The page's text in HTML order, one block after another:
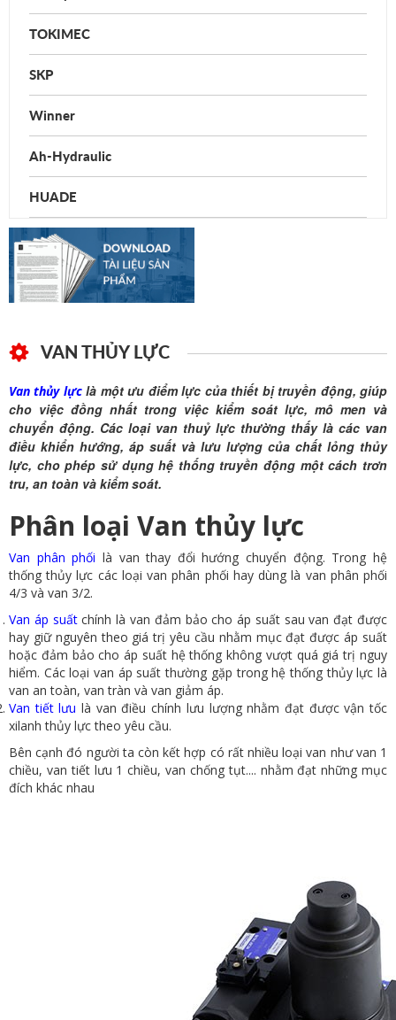
TOKIMEC
SKP
Winner
Ah-Hydraulic
HUADE
VAN THỦY LỰC
Van thủy lựclà một ưu điểm lực của thiết bị truyền động, giúp
cho việc đồng nhất trong việc kiểm soát lực, mô men và
chuyển động. Các loại van thuỷ lực thường thấy là các van
điều khiển hướng, áp suất và lưu lượng của chất lỏng thủy
lực, cho phép sử dụng hệ thống truyền động một cách trơn
tru, an toàn và kiểm soát.
Phân loại Van thủy lực
Van phân phối là van thay đổi hướng chuyển động. Trong hệ
thống thủy lực các loại van phân phối hay dùng là van phân phối
4/3 và van 3/2.
Van áp suấtchính là van đảm bảo cho áp suất sau van đạt được
hay giữ nguyên theo giá trị yêu cầu nhằm mục đạt được áp suất
hoặc đảm bảo cho áp suất hệ thống không vượt quá giá trị nguy
hiểm. Các loại van áp suất thường gặp trong hệ thống thủy lực là
van an toàn, van tràn và van giảm áp.
Van tiết lưu là van điều chính lưu lượng nhằm đạt được vận tốc
xilanh thủy lực theo yêu cầu.
Bên cạnh đó người ta còn kết hợp có rất nhiều loại van như van 1
chiều, van tiết lưu 1 chiều, van chống tụt.... nhằm đạt những mục
đích khác nhau